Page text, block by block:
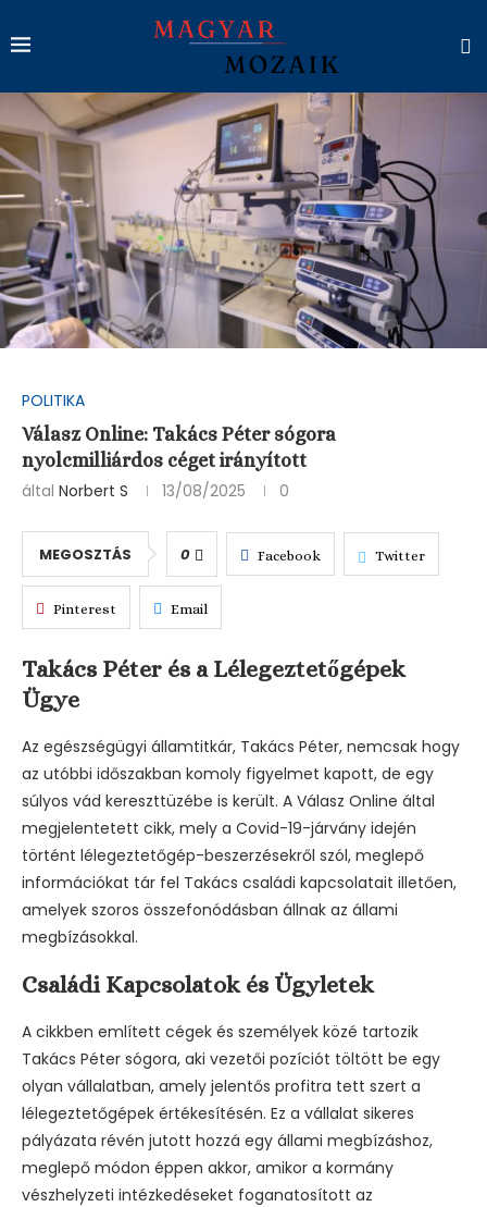
POLITIKA
Válasz Online: Takács Péter sógora
nyolcmilliárdos céget irányított
által Norbert S 13/08/2025 0
MEGOSZTÁS 0 Facebook Twitter
Pinterest Email
Takács Péter és a Lélegeztetőgépek
Ügye
Az egészségügyi államtitkár, Takács Péter, nemcsak hogy
az utóbbi időszakban komoly figyelmet kapott, de egy
súlyos vád kereszttüzébe is került. A Válasz Online által
megjelentetett cikk, mely a Covid-19-járvány idején
történt lélegeztetőgép-beszerzésekről szól, meglepő
információkat tár fel Takács családi kapcsolatait illetően,
amelyek szoros összefonódásban állnak az állami
megbízásokkal.
Családi Kapcsolatok és Ügyletek
A cikkben említett cégek és személyek közé tartozik
Takács Péter sógora, aki vezetői pozíciót töltött be egy
olyan vállalatban, amely jelentős profitra tett szert a
lélegeztetőgépek értékesítésén. Ez a vállalat sikeres
pályázata révén jutott hozzá egy állami megbízáshoz,
meglepő módon éppen akkor, amikor a kormány
vészhelyzeti intézkedéseket foganatosított az